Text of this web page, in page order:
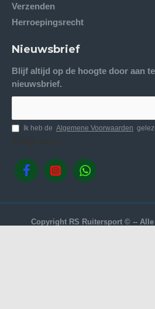
Verzenden
Herroepingsrecht
Nieuwsbrief
Blijf altijd op de hoogte door aan
nieuwsbrief.
Ik heb de Algemene Voorwaarden
Copyright RS Ruitersport © --